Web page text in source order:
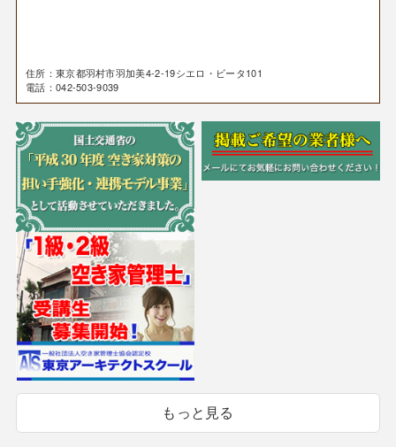
住所：東京都羽村市羽加美4-2-19シエロ・ビータ101
電話：042-503-9039
もっと見る